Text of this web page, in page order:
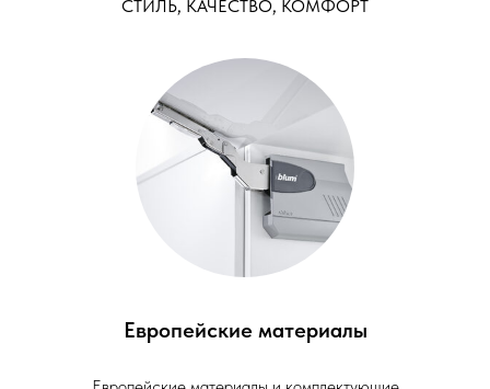
СТИЛЬ, КАЧЕСТВО, КОМФОРТ
Европейские материалы